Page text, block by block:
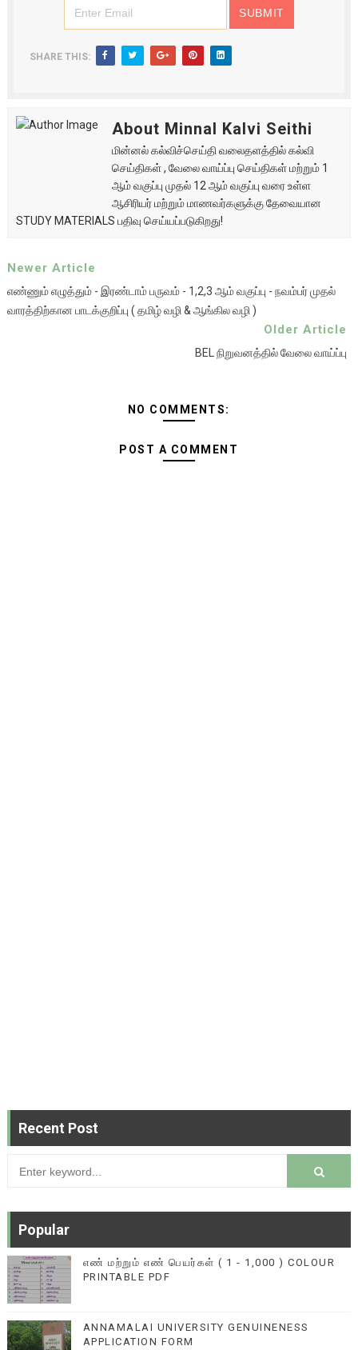
SHARE THIS:
About Minnal Kalvi Seithi
மின்னல் கல்விச்செய்தி வலைதளத்தில் கல்வி
செய்திகள் , வேலை வாய்ப்பு செய்திகள் மற்றும் 1
ஆம் வகுப்பு முதல் 12 ஆம் வகுப்பு வரை உள்ள
ஆசிரியர் மற்றும் மாணவர்களுக்கு தேவையான
STUDY MATERIALS பதிவு செய்யப்படுகிறது!
Newer Article
எண்ணும் எழுத்தும் - இரண்டாம் பருவம் - 1,2,3 ஆம் வகுப்பு - நவம்பர் முதல்
வாரத்திற்கான பாடக்குறிப்பு ( தமிழ் வழி & ஆங்கில வழி )
Older Article
BEL நிறுவனத்தில் வேலை வாய்ப்பு
NO COMMENTS:
POST A COMMENT
Recent Post
Popular
எண் மற்றும் எண் பெயர்கள் ( 1 - 1,000 ) COLOUR
PRINTABLE PDF
ANNAMALAI UNIVERSITY GENUINENESS
APPLICATION FORM